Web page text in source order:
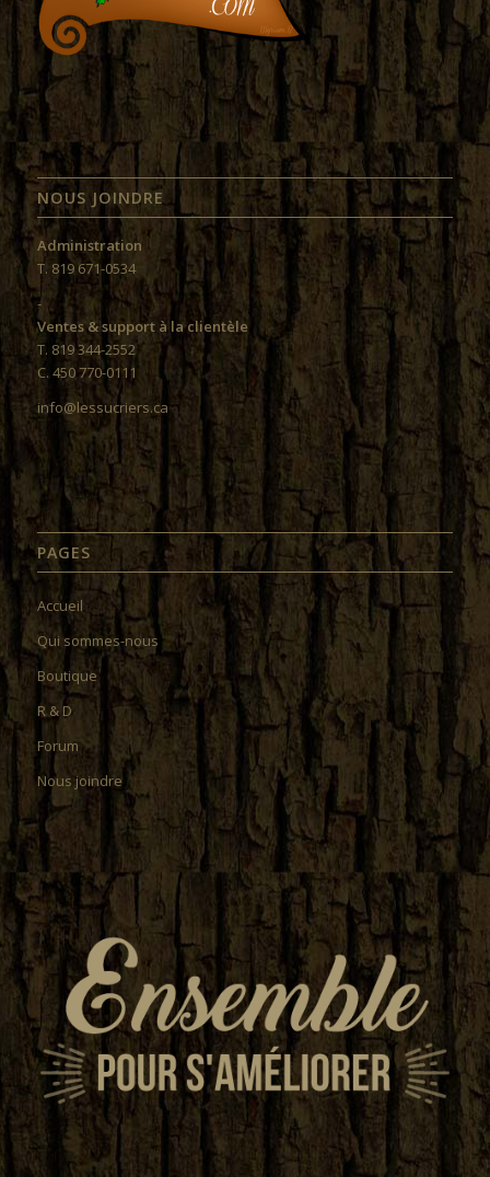
NOUS JOINDRE
Administration
T. 819 671-0534
-
Ventes & support à la clientèle
T. 819 344-2552
C. 450 770-0111
info@lessucriers.ca
PAGES
Accueil
Qui sommes-nous
Boutique
R & D
Forum
Nous joindre